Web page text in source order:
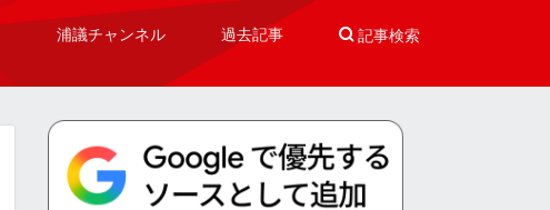
浦議チャンネル 過去記事  記事検索